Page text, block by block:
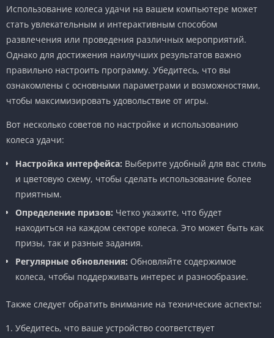
Использование колеса удачи на вашем компьютере может
стать увлекательным и интерактивным способом
развлечения или проведения различных мероприятий.
Однако для достижения наилучших результатов важно
правильно настроить программу. Убедитесь, что вы
ознакомлены с основными параметрами и возможностями,
чтобы максимизировать удовольствие от игры.
Вот несколько советов по настройке и использованию
колеса удачи:
Настройка интерфейса: Выберите удобный для вас стиль
и цветовую схему, чтобы сделать использование более
приятным.
Определение призов: Четко укажите, что будет
находиться на каждом секторе колеса. Это может быть как
призы, так и разные задания.
Регулярные обновления: Обновляйте содержимое
колеса, чтобы поддерживать интерес и разнообразие.
Также следует обратить внимание на технические аспекты:
Убедитесь, что ваше устройство соответствует